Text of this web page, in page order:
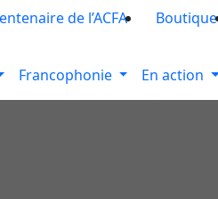
de l’ACFA Boutique
Francophonie En action